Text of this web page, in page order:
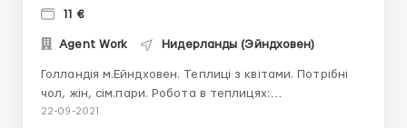
11 €
Agent Work Нидерланды (Эйндховен)
Голландія м.Ейндховен. Теплиці з квітами. Потрібні
чол, жін, сім.пари. Робота в теплицях:
посадка,вирощування,доглядання,підрізання та все
22-09-2021